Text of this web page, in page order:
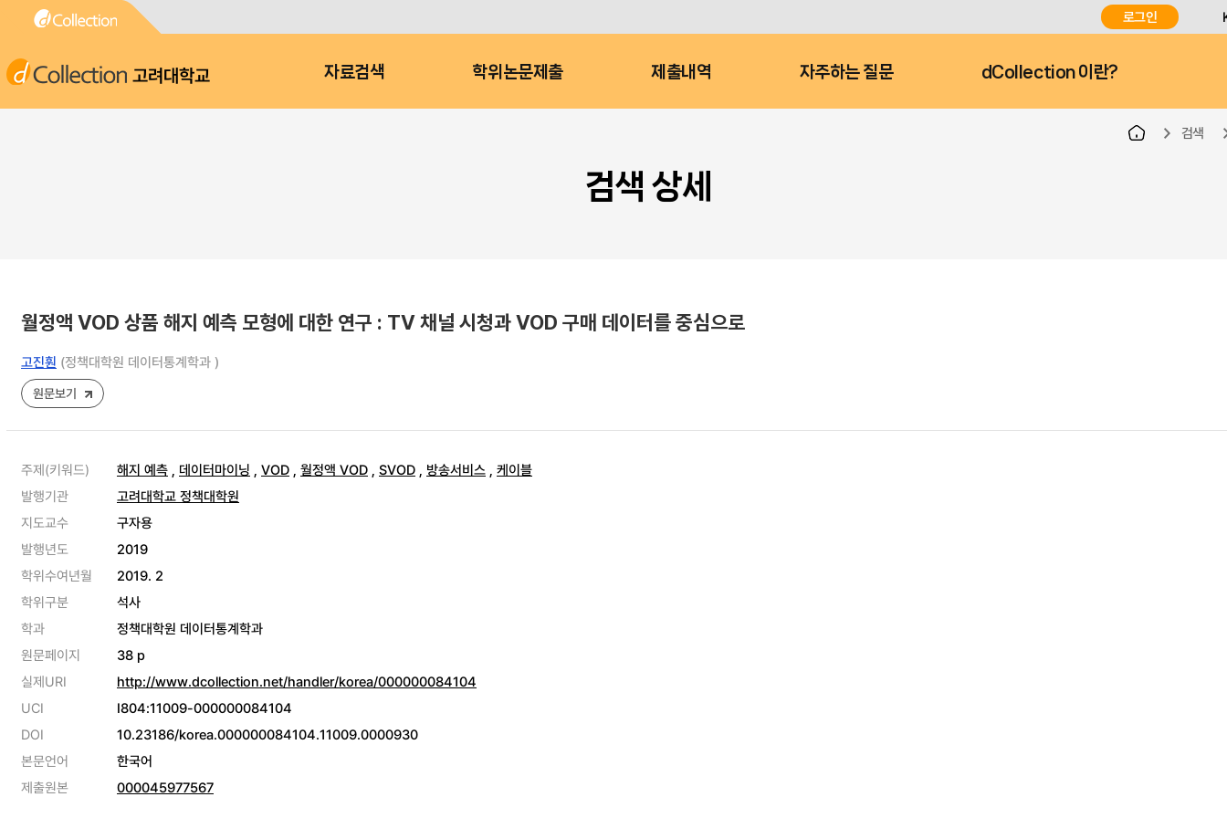
로그인
고려대학교 자료검색 학위논문제출 제출내역 자주하는 질문 dCollection 이란?
검색
검색 상세
월정액 VOD 상품 해지 예측 모형에 대한 연구 : TV 채널 시청과 VOD 구매 데이터를 중심으로
고진훤 (정책대학원 데이터통계학과 )
원문보기
주제(키워드) 해지 예측 , 데이터마이닝 , VOD , 월정액 VOD , SVOD , 방송서비스 , 케이블
발행기관
고려대학교 정책대학원
지도교수
구자용
발행년도
2019
학위수여년월
2019. 2
학위구분
석사
학과
정책대학원 데이터통계학과
원문페이지
38 p
실제URI
http://www.dcollection.net/handler/korea/000000084104
UCI
I804:11009-000000084104
DOI
10.23186/korea.000000084104.11009.0000930
본문언어
한국어
제출원본
000045977567